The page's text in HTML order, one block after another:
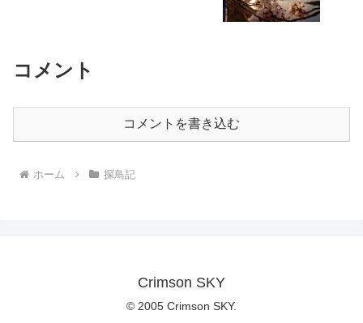
コメント
コメントを書き込む
ホーム 探鳥記
Crimson SKY
© 2005 Crimson SKY.